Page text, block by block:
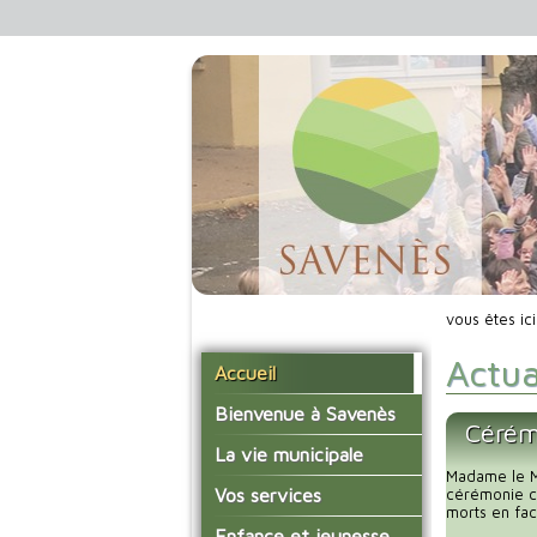
Accueil
Bienvenue à Savenès
Situer Savenès
Savenès en chiffre
L'histoire du village
La vie municipale
Vos élus
Les compte-rendus du
Vos services
La mairie
vous êtes
Madame le
cérémonie
morts en